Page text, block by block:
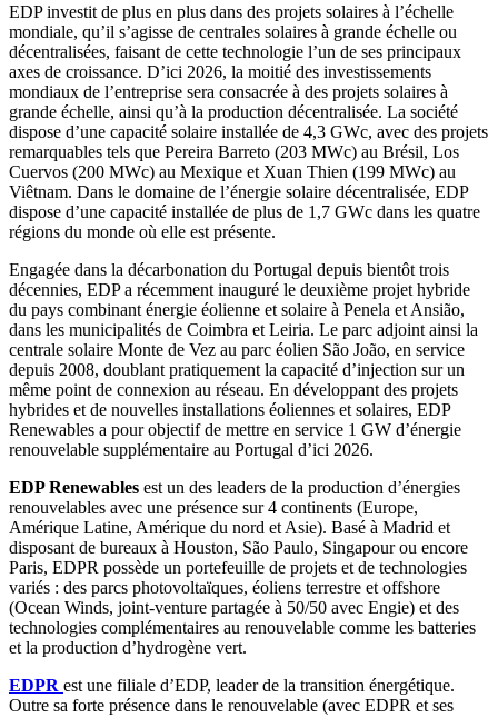
EDP investit de plus en plus dans des projets solaires à l’échelle
mondiale, qu’il s’agisse de centrales solaires à grande échelle ou
décentralisées, faisant de cette technologie l’un de ses principaux
axes de croissance. D’ici 2026, la moitié des investissements
mondiaux de l’entreprise sera consacrée à des projets solaires à
grande échelle, ainsi qu’à la production décentralisée. La société
dispose d’une capacité solaire installée de 4,3 GWc, avec des projets
remarquables tels que Pereira Barreto (203 MWc) au Brésil, Los
Cuervos (200 MWc) au Mexique et Xuan Thien (199 MWc) au
Viêtnam. Dans le domaine de l’énergie solaire décentralisée, EDP
dispose d’une capacité installée de plus de 1,7 GWc dans les quatre
régions du monde où elle est présente.
Engagée dans la décarbonation du Portugal depuis bientôt trois
décennies, EDP a récemment inauguré le deuxième projet hybride
du pays combinant énergie éolienne et solaire à Penela et Ansião,
dans les municipalités de Coimbra et Leiria. Le parc adjoint ainsi la
centrale solaire Monte de Vez au parc éolien São João, en service
depuis 2008, doublant pratiquement la capacité d’injection sur un
même point de connexion au réseau. En développant des projets
hybrides et de nouvelles installations éoliennes et solaires, EDP
Renewables a pour objectif de mettre en service 1 GW d’énergie
renouvelable supplémentaire au Portugal d’ici 2026.
EDP Renewables est un des leaders de la production d’énergies
renouvelables avec une présence sur 4 continents (Europe,
Amérique Latine, Amérique du nord et Asie). Basé à Madrid et
disposant de bureaux à Houston, São Paulo, Singapour ou encore
Paris, EDPR possède un portefeuille de projets et de technologies
variés : des parcs photovoltaïques, éoliens terrestre et offshore
(Ocean Winds, joint-venture partagée à 50/50 avec Engie) et des
technologies complémentaires au renouvelable comme les batteries
et la production d’hydrogène vert.
EDPR est une filiale d’EDP, leader de la transition énergétique.
Outre sa forte présence dans le renouvelable (avec EDPR et ses